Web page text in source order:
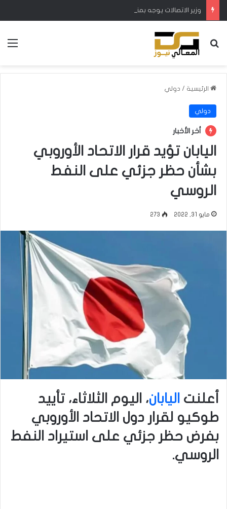
وزير الاتصالات يوجه بمنح 7 أيام لتجديد الاشتراك بالكيبل الضوئي
بحث عن
الرئيسية / دولي
دولي
أخر الأخبار
اليابان تؤيد قرار الاتحاد الأوروبي
بشأن حظر جزئي على النفط
الروسي
مايو 31, 2022 273
أعلنت اليابان، اليوم الثلاثاء، تأييد
طوكيو لقرار دول الاتحاد الأوروبي
بفرض حظر جزئي على استيراد النفط
الروسي.